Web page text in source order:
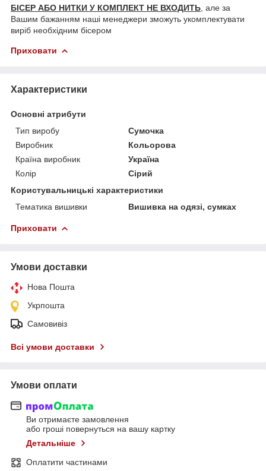
БІСЕР АБО НИТКИ У КОМПЛЕКТ НЕ ВХОДИТЬ , але за
Вашим бажанням наші менеджери зможуть укомплектувати
виріб необхідним бісером
Приховати
Характеристики
Основні атрибути
Тип виробу
Сумочка
Виробник
Кольорова
Країна виробник
Україна
Колір
Сірий
Користувальницькі характеристики
Тематика вишивки
Вишивка на одязі, сумках
Приховати
Умови доставки
Нова Пошта
Укрпошта
Самовивіз
Всі умови доставки
Умови оплати
Ви отримаєте замовлення
або гроші повернуться на вашу картку
Детальніше
Оплатити частинами